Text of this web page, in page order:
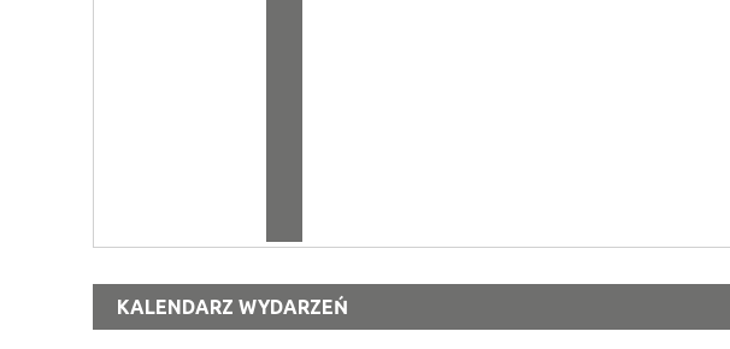
KALENDARZ WYDARZEŃ